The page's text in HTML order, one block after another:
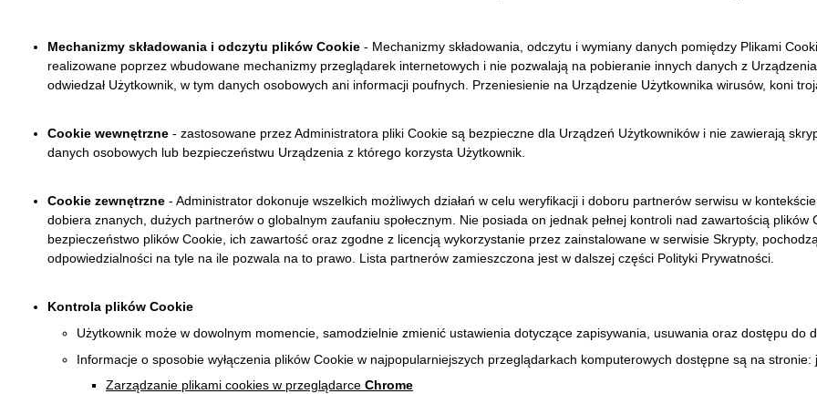
Mechanizmy składowania i odczytu plików Cookie - Mechanizmy składowania, odczytu i wymiany danych pomiędzy Plikami
realizowane poprzez wbudowane mechanizmy przeglądarek internetowych i nie pozwalają na pobieranie innych danych z
odwiedzał Użytkownik, w tym danych osobowych ani informacji poufnych. Przeniesienie na Urządzenie Użytkownika wirusów, koni
Cookie wewnętrzne - zastosowane przez Administratora pliki Cookie są bezpieczne dla Urządzeń Użytkowników i nie zawierają
danych osobowych lub bezpieczeństwu Urządzenia z którego korzysta Użytkownik.
Cookie zewnętrzne - Administrator dokonuje wszelkich możliwych działań w celu weryfikacji i doboru partnerów serwisu w
dobiera znanych, dużych partnerów o globalnym zaufaniu społecznym. Nie posiada on jednak pełnej kontroli nad zawartością
bezpieczeństwo plików Cookie, ich zawartość oraz zgodne z licencją wykorzystanie przez zainstalowane w serwisie Skrypty,
odpowiedzialności na tyle na ile pozwala na to prawo. Lista partnerów zamieszczona jest w dalszej części Polityki Prywatności.
Kontrola plików Cookie
Użytkownik może w dowolnym momencie, samodzielnie zmienić ustawienia dotyczące zapisywania, usuwania oraz dostępu
Informacje o sposobie wyłączenia plików Cookie w najpopularniejszych przeglądarkach komputerowych dostępne są na stronie:
Zarządzanie plikami cookies w przeglądarce Chrome